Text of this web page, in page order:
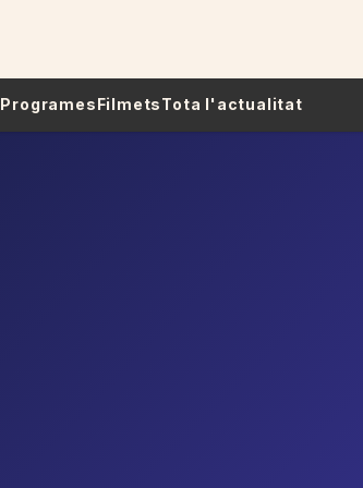
ProgramesFilmetsTota l'actualitat